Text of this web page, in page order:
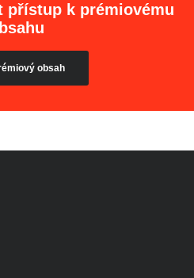
přístup k prémiovému
obsah